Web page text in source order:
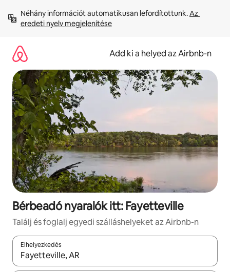
tartalomra
Néhány információt automatikusan lefordítottunk. Az
eredeti nyelv megjelenítése
Add ki a helyed az Airbnb-n
Bérbeadó nyaralók itt: Fayetteville
Találj és foglalj egyedi szálláshelyeket az Airbnb-n
Elhelyezkedés
Az eredmények között a felfelé és a lefelé nyíllal